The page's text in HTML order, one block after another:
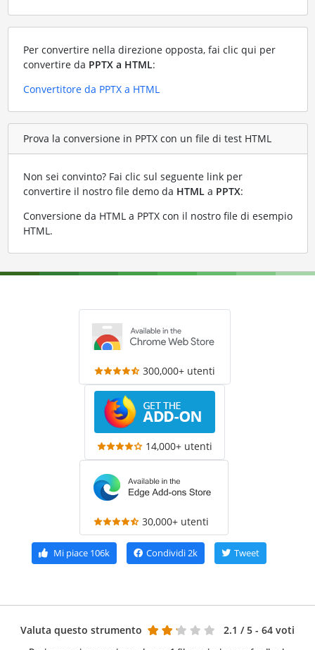
Per convertire nella direzione opposta, fai clic qui per
convertire da PPTX a HTML:
Convertitore da PPTX a HTML
Prova la conversione in PPTX con un file di test HTML
Non sei convinto? Fai clic sul seguente link per
convertire il nostro file demo da HTML a PPTX:
Conversione da HTML a PPTX con il nostro file di esempio
HTML .
300,000+ utenti
14,000+ utenti
30,000+ utenti
Mi piace 106k Condividi 2k Tweet
Valuta questo strumento 2.1 / 5 - 64 voti